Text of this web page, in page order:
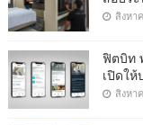
สิงหา
ฟิตบิท
เปิดให้
สิงหา